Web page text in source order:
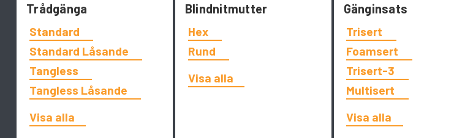
Trådgänga
Standard
Standard Låsande
Tangless
Tangless Låsande
Visa alla
Blindnitmutter
Hex
Rund
Visa alla
Gänginsats
Trisert
Foamsert
Trisert-3
Multisert
Visa alla